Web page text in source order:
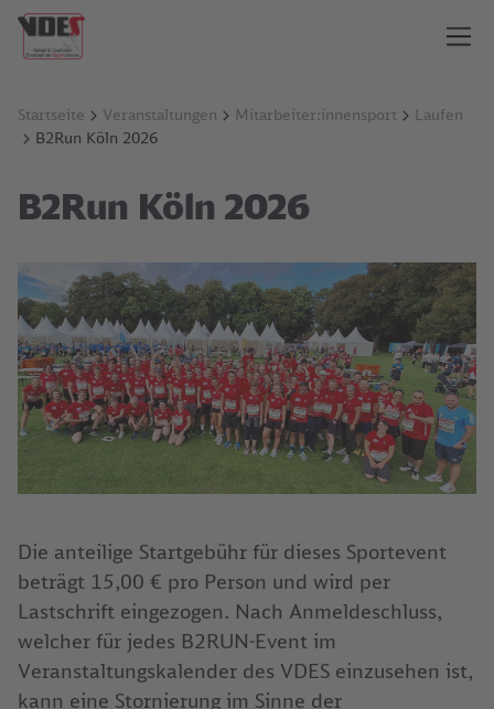
Startseite Veranstaltungen Mitarbeiter:innensport
Laufen
B2Run Köln 2026
B2Run Köln 2026
Die anteilige Startgebühr für dieses Sportevent
beträgt 15,00 € pro Person und wird per
Lastschrift eingezogen. Nach Anmeldeschluss,
welcher für jedes B2RUN-Event im
Veranstaltungskalender des VDES einzusehen ist,
kann eine Stornierung im Sinne der